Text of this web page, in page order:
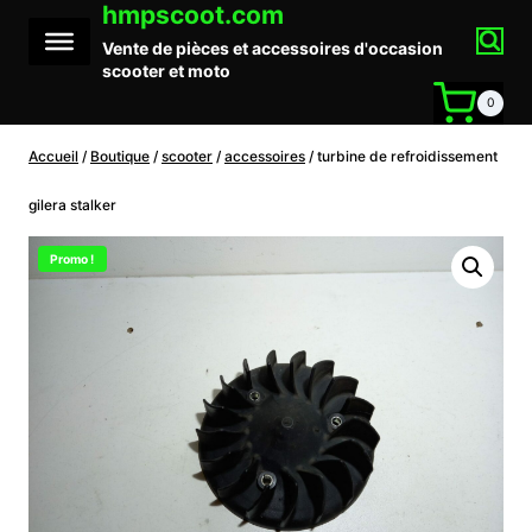
contenu
hmpscoot.com
Vente de pièces et accessoires d'occasion
scooter et moto
0
Accueil / Boutique / scooter / accessoires / turbine de refroidissement
gilera stalker
Promo !